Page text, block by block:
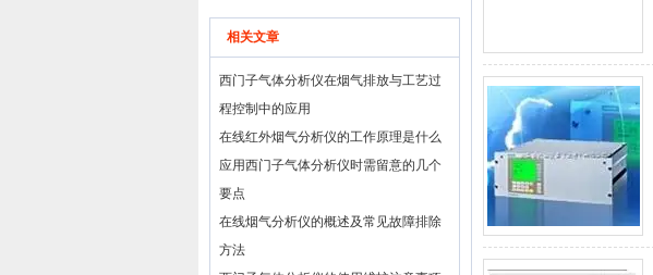
相关文章
西门子气体分析仪在烟气排放与工艺过
程控制中的应用
在线红外烟气分析仪的工作原理是什么
应用西门子气体分析仪时需留意的几个
要点
在线烟气分析仪的概述及常见故障排除
方法